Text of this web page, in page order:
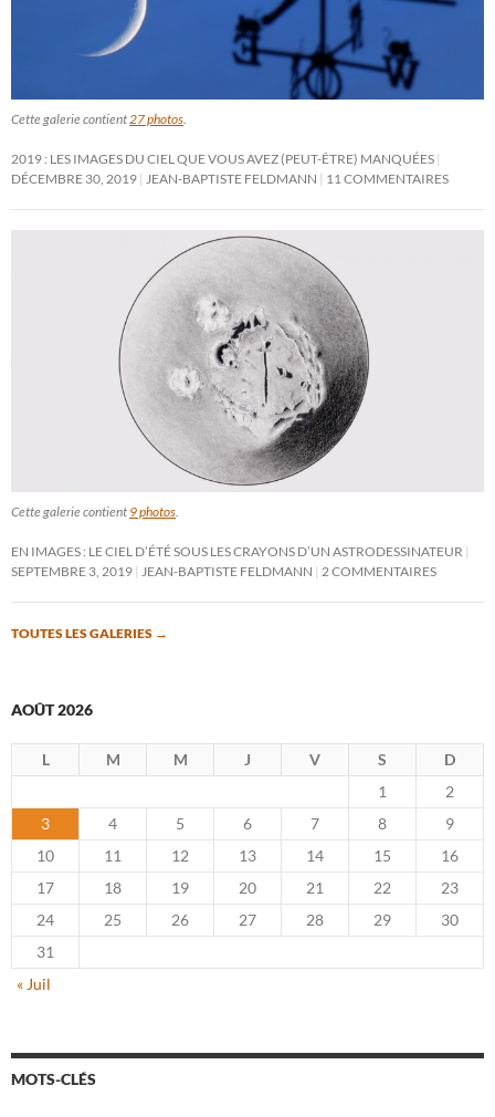
Cette galerie contient 27 photos
2019 : LES IMAGES DU CIEL QUE VOUS AVEZ (PEUT-ÊTRE) MANQUÉES
DÉCEMBRE 30, 2019
JEAN-BAPTISTE FELDMANN 11 COMMENTAIRES
Cette galerie contient 9 photos
EN IMAGES : LE CIEL D’ÉTÉ SOUS LES CRAYONS D’UN ASTRODESSINATEUR
SEPTEMBRE 3, 2019
JEAN-BAPTISTE FELDMANN 2 COMMENTAIRES
TOUTES LES GALERIES →
AOÛT 2026
L M M J V S
D
1
2
3
4 5 6 7 8
9
10
11 12 13 14 15
16
17
18 19 20 21 22
23
24
25 26 27 28 29
30
31
« Juil
MOTS-CLÉS